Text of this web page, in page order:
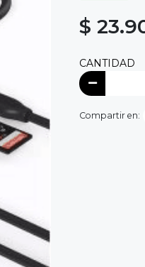
$
CANTIDAD
Compartir en: